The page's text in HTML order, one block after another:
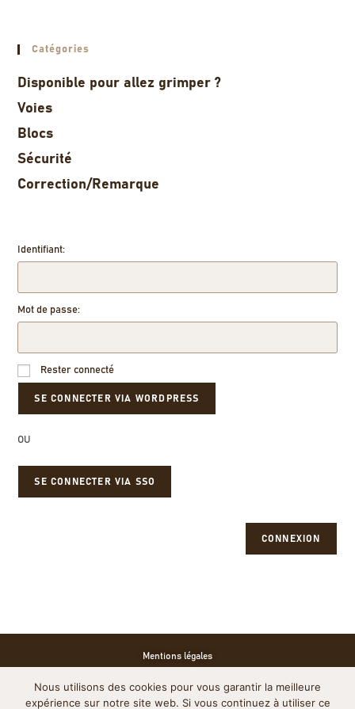
Catégories
Disponible pour allez grimper ?
Voies
Blocs
Sécurité
Correction/Remarque
Identifiant:
Mot de passe:
Rester connecté
OU
SE CONNECTER VIA SSO
CONNEXION
Mentions légales
Politique de cookies
Nous utilisons des cookies pour vous garantir la meilleure
expérience sur notre site web. Si vous continuez à utiliser ce